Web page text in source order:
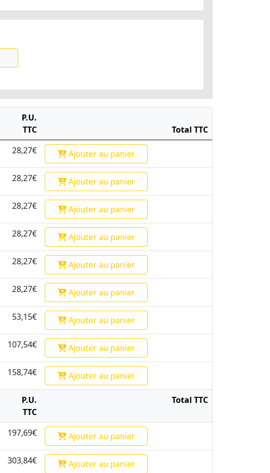
P.U.
TTC
Total TTC
28,27€ Ajouterau panier
28,27€ Ajouterau panier
28,27€ Ajouterau panier
28,27€ Ajouterau panier
28,27€ Ajouterau panier
28,27€ Ajouterau panier
53,15€ Ajouterau panier
107,54€ Ajouterau panier
158,74€ Ajouterau panier
P.U.
TTC
Total TTC
197,69€ Ajouterau panier
303,84€ Ajouterau panier